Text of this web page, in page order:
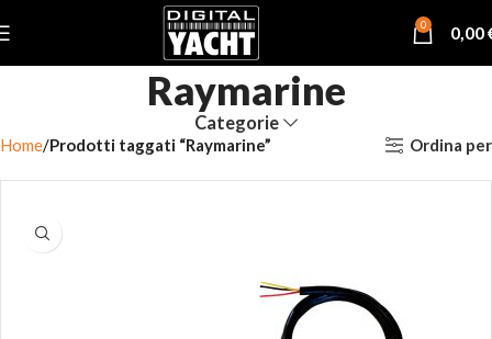
0 0,00
Raymarine
Categorie
Home Prodotti taggati “Raymarine” Ordina per